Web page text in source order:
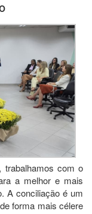
trabalhamos com o
a melhor e mais
A conciliação é um
forma mais célere